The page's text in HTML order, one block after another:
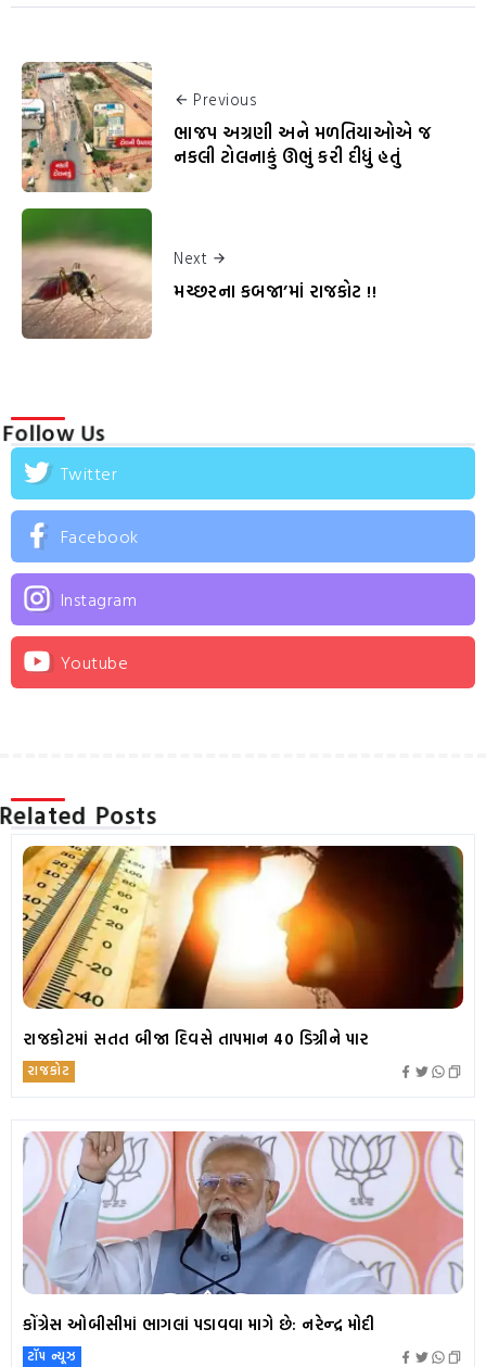
Previous
ભાજપ અગ્રણી અને મળતિયાઓએ જ
નકલી ટોલનાકું ઊભું કરી દીધું હતું
Next
મચ્છરના કબજા’માં રાજકોટ !!
Follow Us
Twitter
Facebook
Instagram
Youtube
Related Posts
રાજકોટમાં સતત બીજા દિવસે તાપમાન 40 ડિગ્રીને પાર
રાજકોટ
કોંગ્રેસ ઓબીસીમાં ભાગલાં પડાવવા માગે છે: નરેન્દ્ર મોદી
ટૉપ ન્યૂઝ